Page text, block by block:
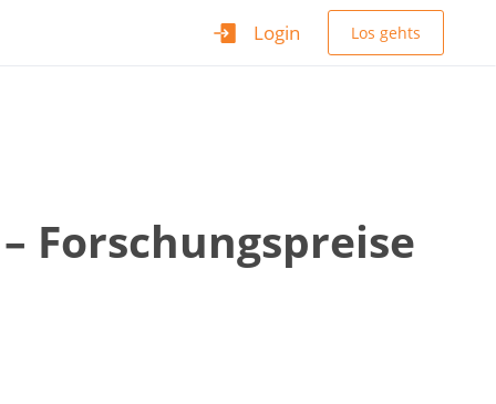
Login Los gehts
Forschungspreise